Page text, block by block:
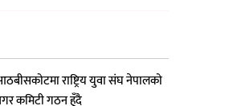
राष्ट्रिय युवा संघ नेपालको
कमिटी गठन हुँदै